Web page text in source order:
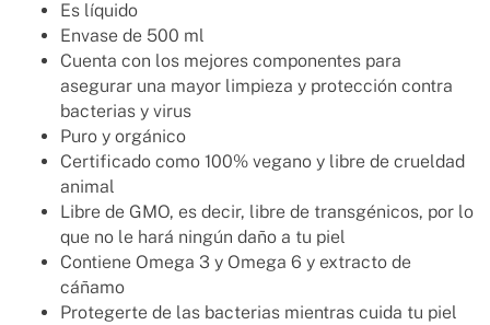
Es líquido
Envase de 500 ml
Cuenta con los mejores componentes para
asegurar una mayor limpieza y protección contra
bacterias y virus
Puro y orgánico
Certificado como 100% vegano y libre de crueldad
animal
Libre de GMO, es decir, libre de transgénicos, por lo
que no le hará ningún daño a tu piel
Contiene Omega 3 y Omega 6 y extracto de
cáñamo
Protegerte de las bacterias mientras cuida tu piel